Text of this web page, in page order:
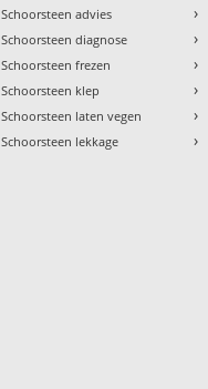
Schoorsteen advies
Schoorsteen diagnose
Schoorsteen frezen
Schoorsteen klep
Schoorsteen laten vegen
Schoorsteen lekkage
›
›
›
›
›
›